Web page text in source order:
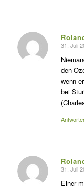
s
agte:
31. Juli
den
wenn
bei
s
agte:
31. Juli
Einer